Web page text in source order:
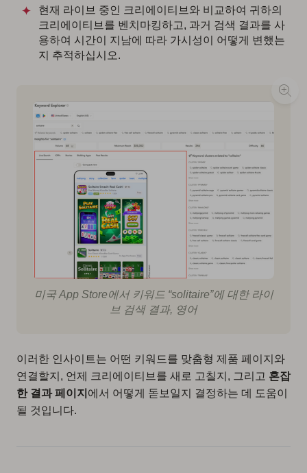
현재 라이브 중인 크리에이티브와 비교하여 귀하의
크리에이티브를 벤치마킹하고, 과거 검색 결과를 사
용하여 시간이 지남에 따라 가시성이 어떻게 변했는
지 추적하십시오.
미국 App Store에서 키워드 “solitaire”에 대한 라이
브 검색 결과, 영어
이러한 인사이트는 어떤 키워드를 맞춤형 제품 페이지와
연결할지, 언제 크리에이티브를 새로 고칠지, 그리고 혼잡
한 결과 페이지 에서 어떻게 돋보일지 결정하는 데 도움이
될 것입니다.